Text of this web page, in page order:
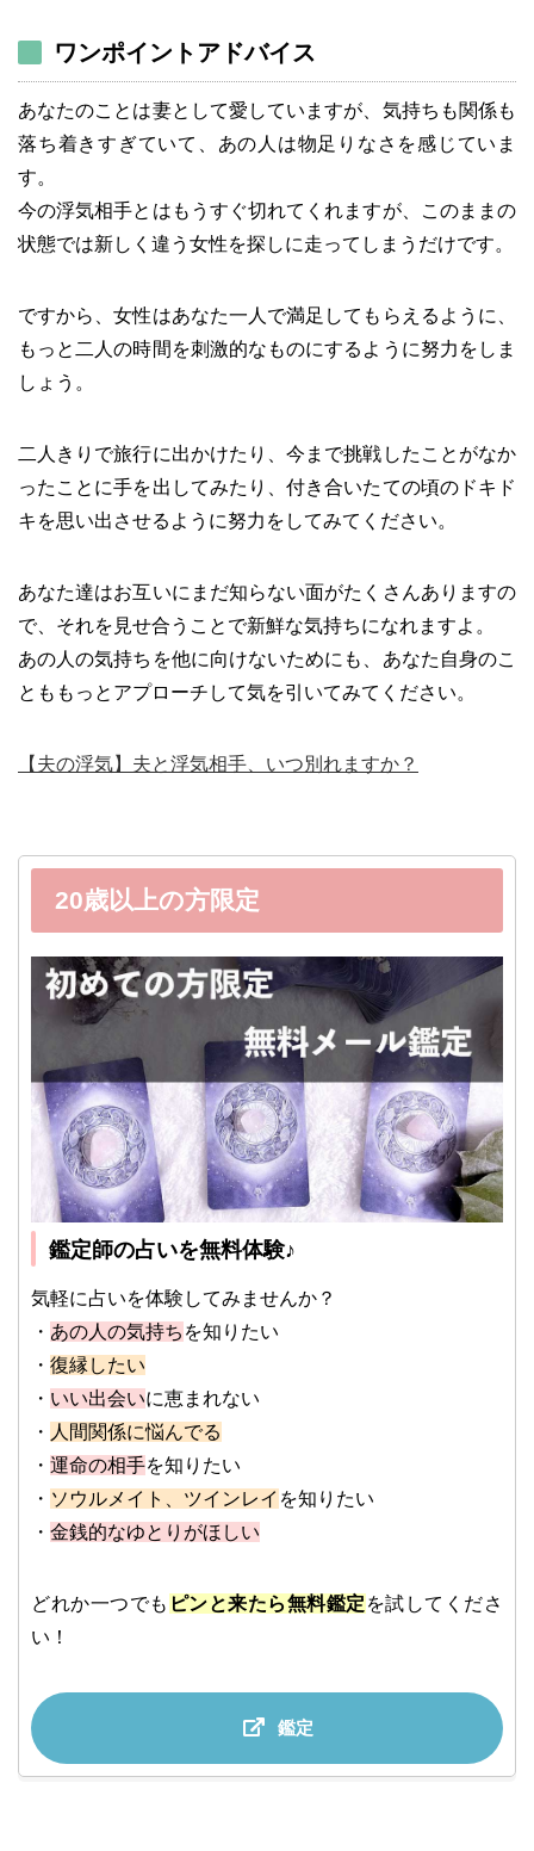
ワンポイントアドバイス
あなたのことは妻として愛していますが、気持ちも関係も
落ち着きすぎていて、あの人は物足りなさを感じていま
す。
今の浮気相手とはもうすぐ切れてくれますが、このままの
状態では新しく違う女性を探しに走ってしまうだけです。
ですから、女性はあなた一人で満足してもらえるように、
もっと二人の時間を刺激的なものにするように努力をしま
しょう。
二人きりで旅行に出かけたり、今まで挑戦したことがなか
ったことに手を出してみたり、付き合いたての頃のドキド
キを思い出させるように努力をしてみてください。
あなた達はお互いにまだ知らない面がたくさんありますの
で、それを見せ合うことで新鮮な気持ちになれますよ。
あの人の気持ちを他に向けないためにも、あなた自身のこ
とももっとアプローチして気を引いてみてください。
【夫の浮気】夫と浮気相手、いつ別れますか？
20歳以上の方限定
鑑定師の占いを無料体験♪
気軽に占いを体験してみませんか？
・ あの人の気持ち を知りたい
・ 復縁したい
・ いい出会いに恵まれない
・ 人間関係に悩んでる
・ 運命の相手を知りたい
・ ソウルメイト、ツインレイ を知りたい
・ 金銭的なゆとりがほしい
どれか一つでも ピンと来たら無料鑑定 を試してくださ
い！
鑑定